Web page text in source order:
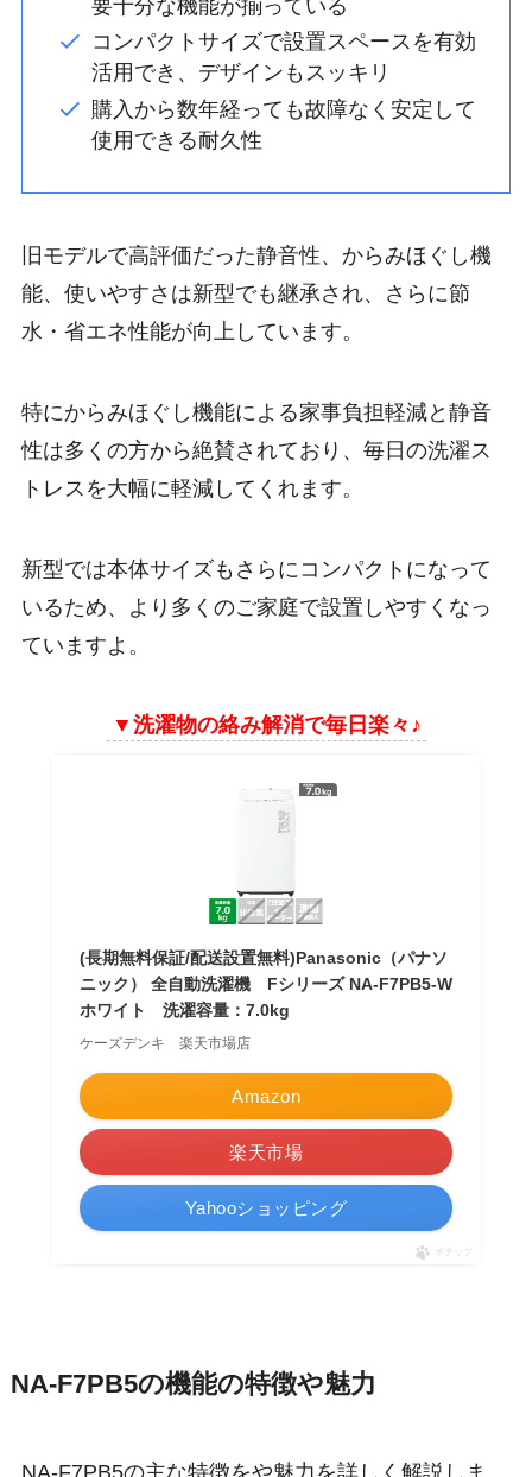
要十分な機能が揃っている
コンパクトサイズで設置スペースを有効
活用でき、デザインもスッキリ
購入から数年経っても故障なく安定して
使用できる耐久性
旧モデルで高評価だった静音性、からみほぐし機
能、使いやすさは新型でも継承され、さらに節
水・省エネ性能が向上しています。
特にからみほぐし機能による家事負担軽減と静音
性は多くの方から絶賛されており、毎日の洗濯ス
トレスを大幅に軽減してくれます。
新型では本体サイズもさらにコンパクトになって
いるため、より多くのご家庭で設置しやすくなっ
ていますよ。
▼ 洗濯物の絡み解消で毎日楽々♪
(長期無料保証/配送設置無料)Panasonic（パナソ
ニック） 全自動洗濯機 Fシリーズ NA-F7PB5-W
ホワイト 洗濯容量：7.0kg
ケーズデンキ 楽天市場店
Amazon
楽天市場
Yahooショッピング
ポチップ
NA-F7PB5の機能の特徴や魅力